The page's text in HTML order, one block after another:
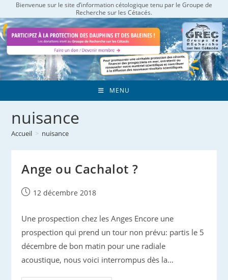
to
content
Bienvenue sur le site d’information cétologique tenu par le Groupe de
Recherche sur les Cétacés.
MENU
nuisance
Accueil > nuisance
Ange ou Cachalot ?
Publication
12 décembre 2018
Une prospection chez les Anges Encore une
prospection qui prend un tour non prévu: partis le 5
décembre de bon matin pour une radiale
acoustique, nous voici interrompus dès la…